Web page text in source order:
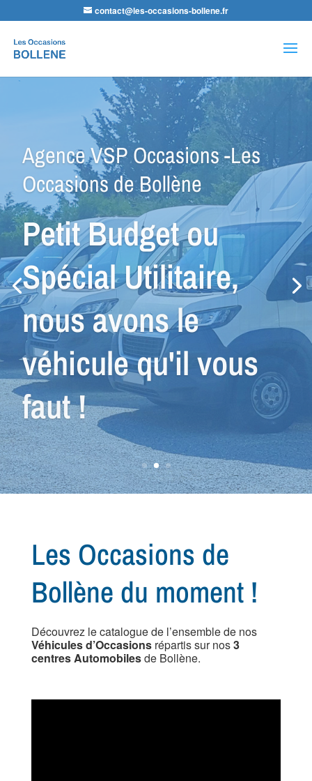
contact@les-occasions-bollene.fr
de
produits
Agence LDA Citroën -Les
Occasions de Bollène
Nos équipes
sauront vous
conseiller dans la
recherche de votre
prochain
véhicule...
Les Occasions de
Bollène du moment !
Découvrez le catalogue de l’ensemble de nos
Véhicules d’Occasionsrépartis sur nos3
centres Automobilesde Bollène.